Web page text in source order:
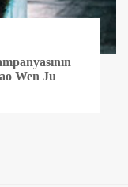
Wen Ju